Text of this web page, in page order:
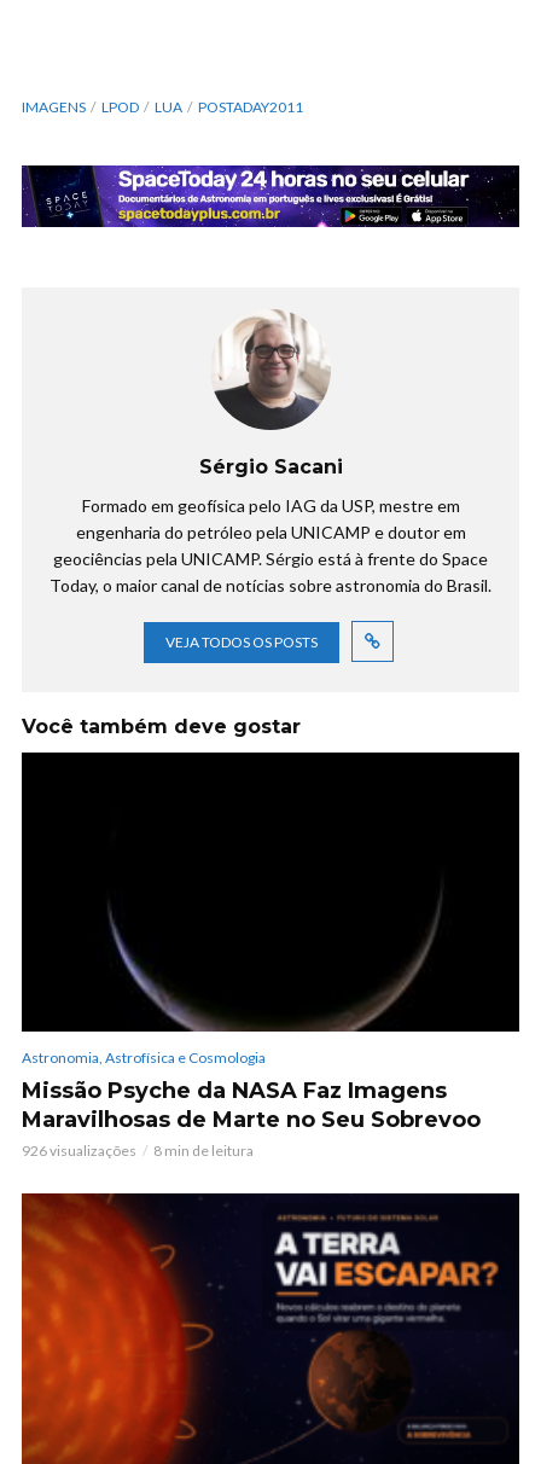
IMAGENS LPOD LUA POSTADAY2011
Sérgio Sacani
Formado em geofísica pelo IAG da USP, mestre em
engenharia do petróleo pela UNICAMP e doutor em
geociências pela UNICAMP. Sérgio está à frente do Space
Today, o maior canal de notícias sobre astronomia do Brasil.
VEJA TODOS OS POSTS
Você também deve gostar
Astronomia, Astrofísica e Cosmologia
Missão Psyche da NASA Faz Imagens
Maravilhosas de Marte no Seu Sobrevoo
926 visualizações 8 min de leitura